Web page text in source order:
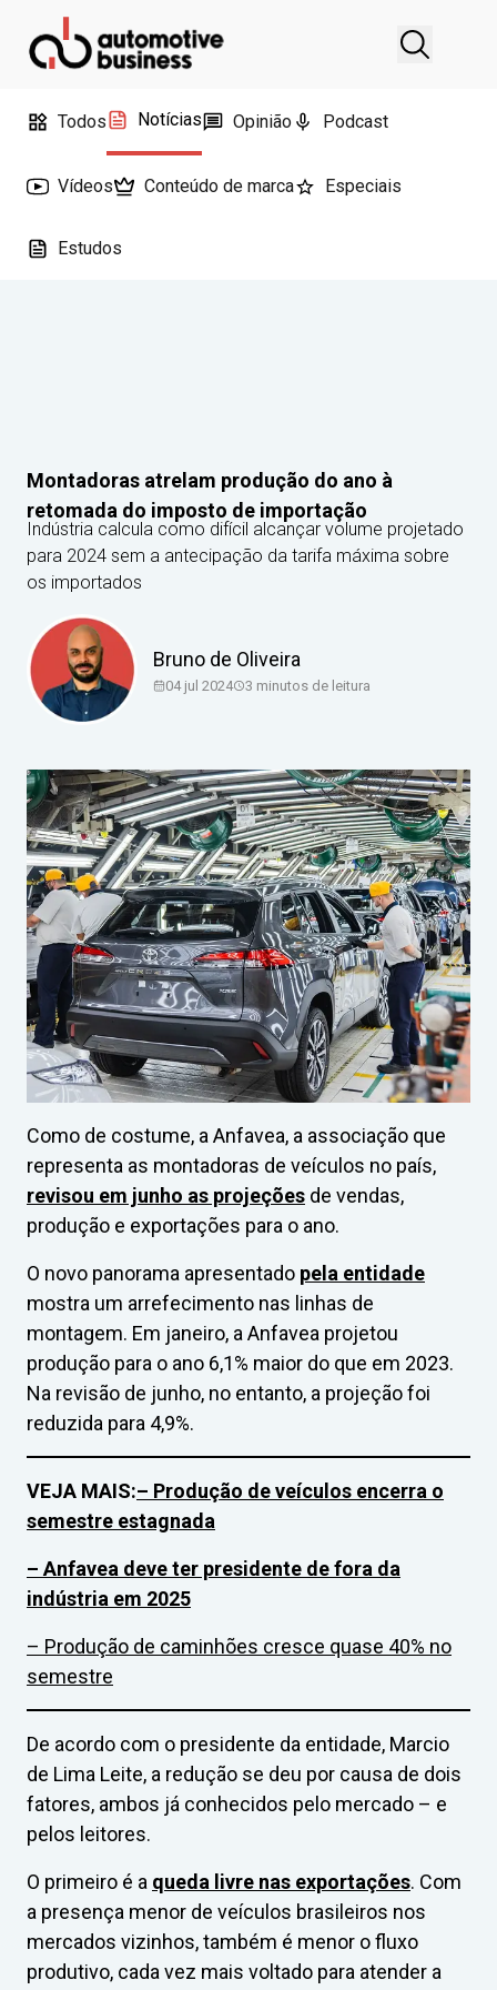
Todos Notícias Opinião Podcast
Vídeos Conteúdo de marca Especiais
Estudos
Montadoras atrelam produção do ano à
retomada do imposto de importação
Indústria calcula como difícil alcançar volume projetado
para 2024 sem a antecipação da tarifa máxima sobre
os importados
Bruno de Oliveira
04 jul 2024 3 minutos de leitura
Como de costume, a Anfavea, a associação que
representa as montadoras de veículos no país,
revisou em junho as projeções de vendas,
produção e exportações para o ano.
O novo panorama apresentado pela entidade
mostra um arrefecimento nas linhas de
montagem. Em janeiro, a Anfavea projetou
produção para o ano 6,1% maior do que em 2023.
Na revisão de junho, no entanto, a projeção foi
reduzida para 4,9%.
VEJA MAIS:– Produção de veículos encerra o
semestre estagnada
– Anfavea deve ter presidente de fora da
indústria em 2025
– Produção de caminhões cresce quase 40% no
semestre
De acordo com o presidente da entidade, Marcio
de Lima Leite, a redução se deu por causa de dois
fatores, ambos já conhecidos pelo mercado – e
pelos leitores.
O primeiro é a queda livre nas exportações. Com
a presença menor de veículos brasileiros nos
mercados vizinhos, também é menor o fluxo
produtivo, cada vez mais voltado para atender a